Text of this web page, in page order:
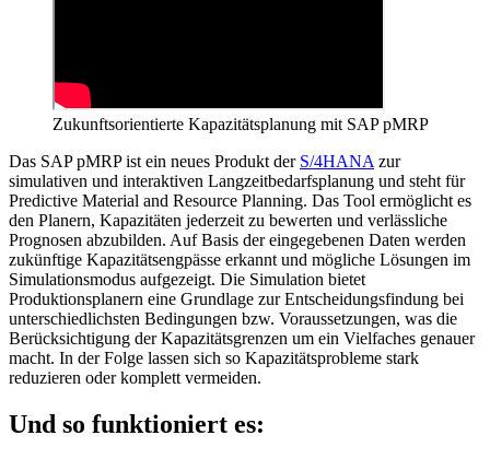
Zukunftsorientierte Kapazitätsplanung mit SAP pMRP
Das SAP pMRP ist ein neues Produkt der S/4HANA zur
simulativen und interaktiven Langzeitbedarfsplanung und steht für
Predictive Material and Resource Planning. Das Tool ermöglicht es
den Planern, Kapazitäten jederzeit zu bewerten und verlässliche
Prognosen abzubilden. Auf Basis der eingegebenen Daten werden
zukünftige Kapazitätsengpässe erkannt und mögliche Lösungen im
Simulationsmodus aufgezeigt. Die Simulation bietet
Produktionsplanern eine Grundlage zur Entscheidungsfindung bei
unterschiedlichsten Bedingungen bzw. Voraussetzungen, was die
Berücksichtigung der Kapazitätsgrenzen um ein Vielfaches genauer
macht. In der Folge lassen sich so Kapazitätsprobleme stark
reduzieren oder komplett vermeiden.
Und so funktioniert es: